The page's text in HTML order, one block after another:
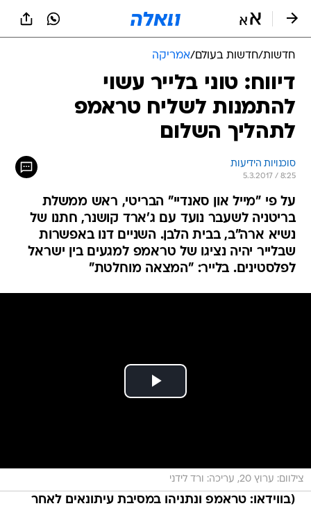
חדשות/חדשות בעולם/אמריקה
דיווח: טוני בלייר עשוי
להתמנות לשליח טראמפ
לתהליך השלום
סוכנויות הידיעות
5.3.2017 / 8:25
על פי "מייל און סאנדיי" הבריטי, ראש ממשלת
בריטניה לשעבר נועד עם ג'ארד קושנר, חתנו של
נשיא ארה"ב, בבית הלבן. השניים דנו באפשרות
שבלייר יהיה נציגו של טראמפ למגעים בין ישראל
לפלסטינים. בלייר: "המצאה מוחלטת"
צילוום: ערוץ 20, עריכה: ורד לידני
(בווידאו: טראמפ ונתניהו במסיבת עיתונאים לאחר